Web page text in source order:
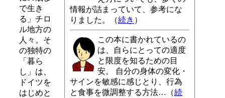
情報が詰まっていて、参考にな
りました。（続き ）
この本に書かれているの
は、自らにとっての適度
と限度を知るための目
安。 自分の身体の変化・
サインを敏感に感じとり、行為
と食事を微調整する方法…（続
で生き
る」チロ
ル地方の
人々。そ
の独特の
「暮ら
し」は、
ドイツを
はじめと